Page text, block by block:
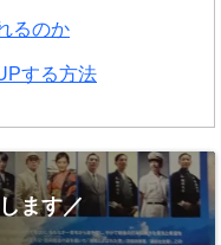
るのか
する方法
ます／